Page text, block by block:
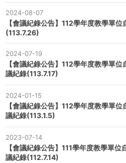
2024-08-07
【會議紀錄公告】112學年度教學單
(113.7.26)
2024-07-19
【會議紀錄公告】112學年度教學單
議紀錄(113.7.17)
2024-01-15
【會議紀錄公告】112學年度教學單
議紀錄(113.1.5)
2023-07-14
【會議紀錄公告】111學年度教學單
議紀錄(112.7.14)